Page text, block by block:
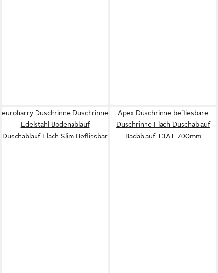
euroharry Duschrinne Duschrinne
Edelstahl Bodenablauf
Duschablauf Flach Slim Befliesbar
Apex Duschrinne befliesbare
Duschrinne Flach Duschablauf
Badablauf T3AT 700mm